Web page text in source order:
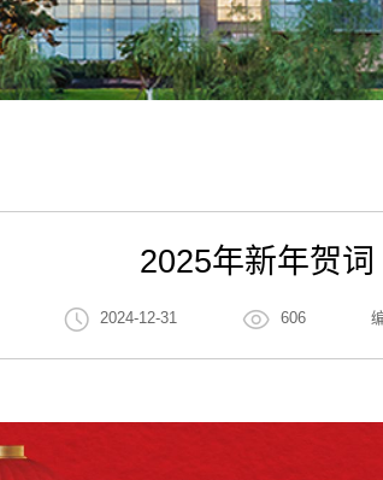
2025年新年贺词
2024-12-31 606